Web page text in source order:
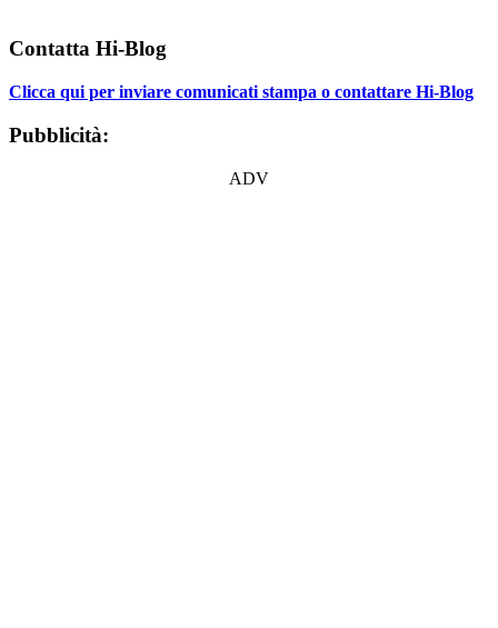
Contatta Hi-Blog
Clicca qui per inviare comunicati stampa o contattare Hi-Blog
Pubblicità:
ADV